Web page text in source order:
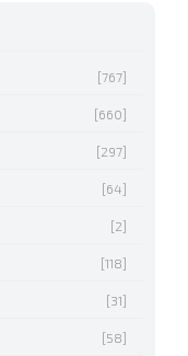
[767]
[660]
[297]
[64]
[2]
[118]
[31]
[58]